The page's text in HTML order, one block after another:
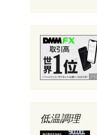
低温調理